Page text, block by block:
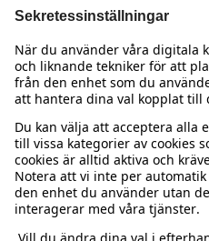
Behöver du hjälp?
Kundservice
Vanliga frågor
Beställning & retur
Kontakta oss
Kappahl Club
Logga in
Kappahl Club
Medlemsvillkor
Om oss
Om Kappahl Group
Villkor & policy
Köpvillkor Sverige
Mer från oss